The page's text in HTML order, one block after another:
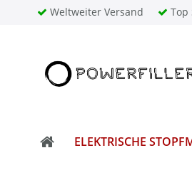
Weltweiter Versand Top
ELEKTRISCHE